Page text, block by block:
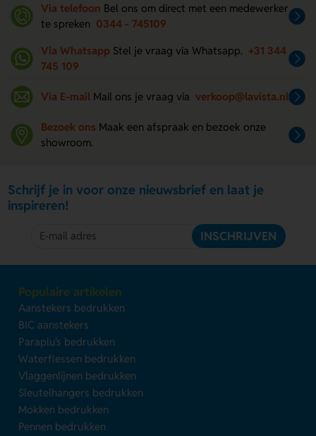
Via telefoon Bel ons om direct met een medewerker
te spreken 0344 - 745109
Via Whatsapp Stel je vraag via Whatsapp. +31 344
745 109
Via E-mail Mail ons je vraag via verkoop@lavista.nl
Bezoek ons Maak een afspraak en bezoek onze
showroom.
Schrijf je in voor onze nieuwsbrief en laat je
inspireren!
INSCHRIJVEN
Populaire artikelen
Aanstekers bedrukken
BIC aanstekers
Paraplu's bedrukken
Waterflessen bedrukken
Vlaggenlijnen bedrukken
Sleutelhangers bedrukken
Mokken bedrukken
Pennen bedrukken